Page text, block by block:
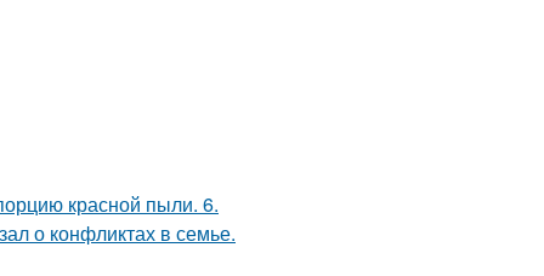
красной пыли. 6.
о конфликтах в семье.